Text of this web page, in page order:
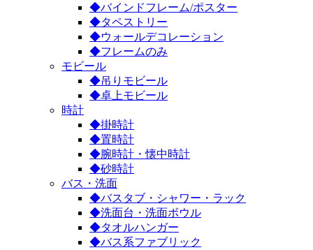
◆バインドフレーム/ポスター
◆タペストリー
◆ウォールデコレーション
◆フレームのみ
モビール
◆吊りモビール
◆卓上モビール
時計
◆掛時計
◆置時計
◆腕時計・懐中時計
◆砂時計
バス・洗面
◆バスタブ・シャワー・ラック
◆洗面台・洗面ボウル
◆タオルハンガー
◆バス系ファブリック